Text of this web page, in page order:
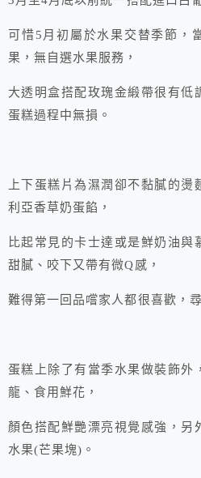
可惜5月初屬於水果交替季節，
果，無自選水果服務，
大透明盒搭配玫瑰金緞帶很有低
蛋糕過程中無損。
上下蛋糕片為濕潤卻不黏膩的
利亞香草奶蛋餡，
比起常見的卡士達或是鮮奶油與
甜膩、咬下又帶有微Q感，
難得第一回品嚐家人都很喜歡，
蛋糕上除了有當季水果做裝飾外
龍、食用鮮花，
顏色搭配鮮艷漂亮視覺感強，另
水果(芒果塊)。